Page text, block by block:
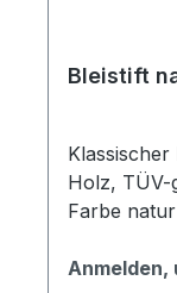
Bleistift
Holz, TÜV-
Farbe
Metall-
Anmelden,